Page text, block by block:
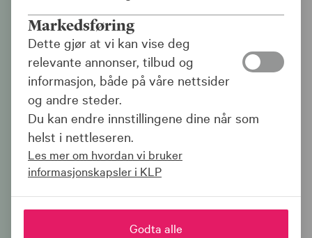
Påmelding Seniorlån
Høstens seminarrekke legges ut over
sommeren, slik at du kan melde deg på.
Følg med!
Seniorlån handler ikke om luksus, men
om å gjøre livet mer innholdsrikt.
Seniorlån er et trygt finansieringstilbud
for deg over 60 år. Du frigjør en del av
sparekapitalen som er bundet i boligen,
samtidig som du er sikret å kunne bo i
Markedsføring
Dette gjør at vi kan vise deg
relevante annonser, tilbud og
informasjon, både på våre nettsider
og andre steder.
Du kan endre innstillingene dine når som
helst i nettleseren.
Les mer om hvordan vi bruker
informasjonskapsler i KLP
Godta alle